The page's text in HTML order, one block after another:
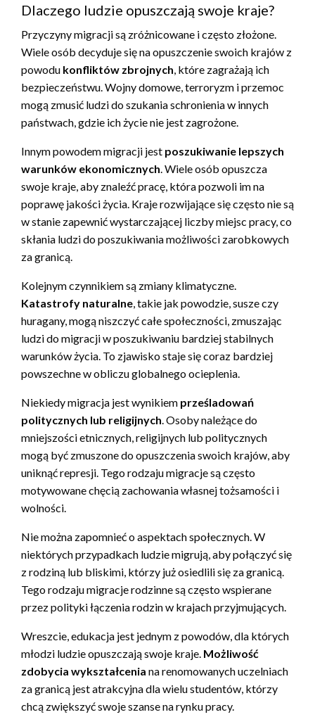
Dlaczego ludzie opuszczają swoje kraje?
Przyczyny migracji są zróżnicowane i często złożone.
Wiele osób decyduje się na opuszczenie swoich krajów z
powodu konfliktów zbrojnych, które zagrażają ich
bezpieczeństwu. Wojny domowe, terroryzm i przemoc
mogą zmusić ludzi do szukania schronienia w innych
państwach, gdzie ich życie nie jest zagrożone.
Innym powodem migracji jest poszukiwanie lepszych
warunków ekonomicznych. Wiele osób opuszcza
swoje kraje, aby znaleźć pracę, która pozwoli im na
poprawę jakości życia. Kraje rozwijające się często nie są
w stanie zapewnić wystarczającej liczby miejsc pracy, co
skłania ludzi do poszukiwania możliwości zarobkowych
za granicą.
Kolejnym czynnikiem są zmiany klimatyczne.
Katastrofy naturalne, takie jak powodzie, susze czy
huragany, mogą niszczyć całe społeczności, zmuszając
ludzi do migracji w poszukiwaniu bardziej stabilnych
warunków życia. To zjawisko staje się coraz bardziej
powszechne w obliczu globalnego ocieplenia.
Niekiedy migracja jest wynikiem prześladowań
politycznych lub religijnych. Osoby należące do
mniejszości etnicznych, religijnych lub politycznych
mogą być zmuszone do opuszczenia swoich krajów, aby
uniknąć represji. Tego rodzaju migracje są często
motywowane chęcią zachowania własnej tożsamości i
wolności.
Nie można zapomnieć o aspektach społecznych. W
niektórych przypadkach ludzie migrują, aby połączyć się
z rodziną lub bliskimi, którzy już osiedlili się za granicą.
Tego rodzaju migracje rodzinne są często wspierane
przez polityki łączenia rodzin w krajach przyjmujących.
Wreszcie, edukacja jest jednym z powodów, dla których
młodzi ludzie opuszczają swoje kraje. Możliwość
zdobycia wykształcenia na renomowanych uczelniach
za granicą jest atrakcyjna dla wielu studentów, którzy
chcą zwiększyć swoje szanse na rynku pracy.